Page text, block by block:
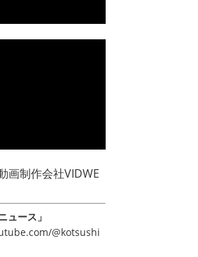
画制作会社VIDWE
ュース」
@kotsushi